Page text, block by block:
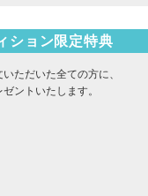
ション限定特典
ただいた全ての方に、
ントいたします。